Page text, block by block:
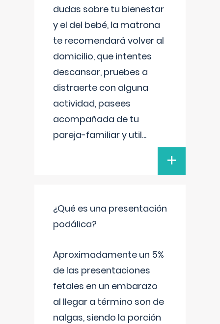
dudas sobre tu bienestar
y el del bebé, la matrona
te recomendará volver al
domicilio, que intentes
descansar, pruebes a
distraerte con alguna
actividad, pasees
acompañada de tu
pareja-familiar y util...
+
¿Qué es una presentación
podálica?
Aproximadamente un 5%
de las presentaciones
fetales en un embarazo
al llegar a término son de
nalgas, siendo la porción